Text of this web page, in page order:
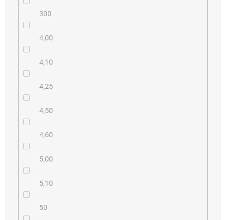
300
4,00
4,10
4,25
4,50
4,60
5,00
5,10
50